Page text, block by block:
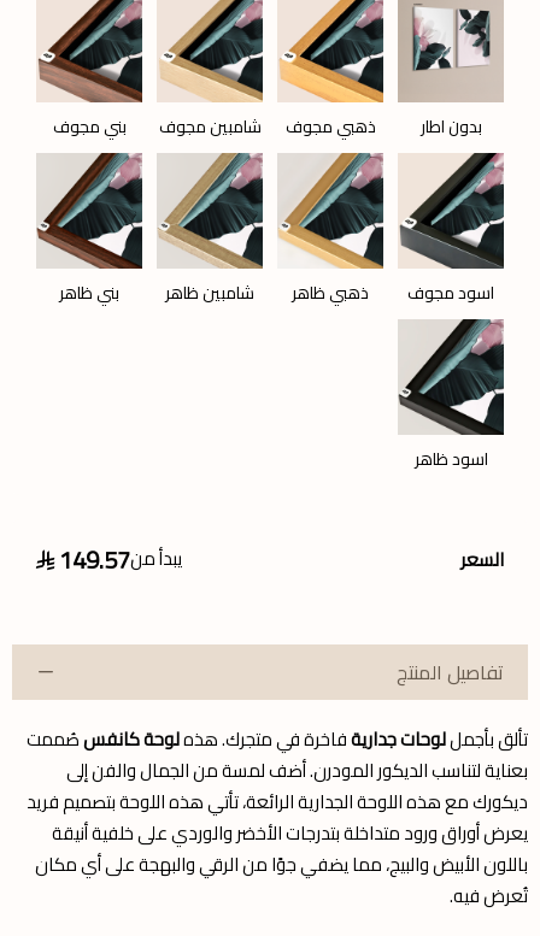
بدون اطار ذهبي مجوف شامبين مجوف بني مجوف
اسود مجوف ذهبي ظاهر شامبين ظاهر بني ظاهر
اسود ظاهر
السعر يبدأ من149.57
تفاصيل المنتج
تألق بأجمللوحات جداريةفاخرة في متجرك. هذهلوحة كانفسصُممت
بعناية لتناسب الديكور المودرن. أضف لمسة من الجمال والفن إلى
ديكورك مع هذه اللوحة الجدارية الرائعة، تأتي هذه اللوحة بتصميم فريد
يعرض أوراق ورود متداخلة بتدرجات الأخضر والوردي على خلفية أنيقة
باللون الأبيض والبيج، مما يضفي جوًا من الرقي والبهجة على أي مكان
تُعرض فيه.